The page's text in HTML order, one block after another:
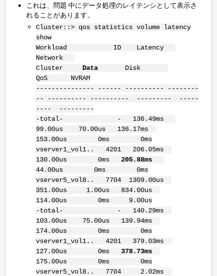
これは、問題 中にデータ処理のレイテンシとして表示さ
れることがあります。
Cluster::> qos statistics volume latency
show
Workload ID Latency
Network
Cluster Data Disk
QoS NVRAM
--------------- ------ ---------- --------
-- ---------- ---------- --------- -----
---- ---------
-total- - 136.49ms
99.00us 70.00us 136.17ms
153.00us 0ms 0ms
vserver1_vol1.. 4201 206.05ms
130.00us 0ms205.88ms
44.00us 0ms 0ms
vserver5_vol8.. 7704 1309.00us
351.00us 1.00us 834.00us
114.00us 0ms 9.00us
-total- - 140.29ms
103.00us 75.00us 139.94ms
174.00us 0ms 0ms
vserver1_vol1.. 4201 379.03ms
127.00us 0ms378.73ms
175.00us 0ms 0ms
vserver5_vol8.. 7704 2.02ms